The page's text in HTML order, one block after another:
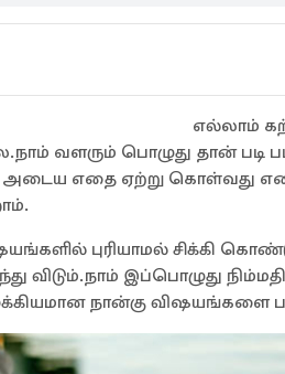
எல்லாம்
வளரும் பொழுது தான்
அடைய எதை ஏற்று கொள்வது
புரியாமல் சிக்கி
விடும்.நாம் இப்பொழுது
நான்கு விஷயங்களை